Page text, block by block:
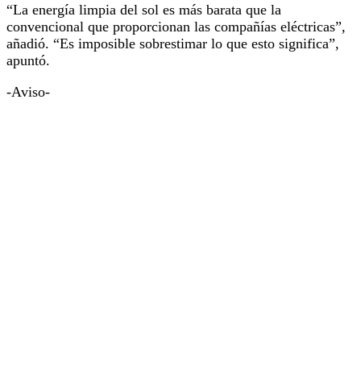
“La energía limpia del sol es más barata que la
convencional que proporcionan las compañías eléctricas”,
añadió. “Es imposible sobrestimar lo que esto significa”,
apuntó.
-Aviso-